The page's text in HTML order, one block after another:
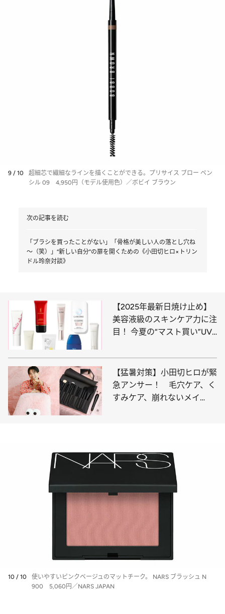
9 / 10
超細芯で繊細なラインを描くことができる。プリサイス ブロー ペン
シル 09 4,950円（モデル使用色）／ボビイ ブラウン
次の記事を読む
「ブラシを買ったことがない」「骨格が美しい人の落とし穴ね
～（笑）」“新しい自分”の扉を開くための《小田切ヒロ×トリン
ドル玲奈対談》
【2025年最新日焼け止め】
美容液級のスキンケア力に注
目！ 今夏の“マスト買い”UV
【猛暑対策】小田切ヒロが緊
急アンサー！ 毛穴ケア、く
すみケア、崩れないメイ
10 / 10
使いやすいピンクベージュのマットチーク。 NARS ブラッシュ N
900 5,060円／NARS JAPAN